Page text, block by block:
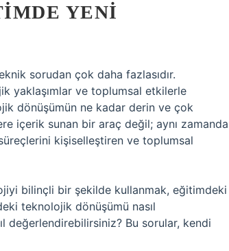
YENI
sorudan çok daha fazlasıdır.
yaklaşımlar ve toplumsal etkilerle
dönüşümün ne kadar derin ve çok
içerik sunan bir araç değil; aynı zamanda
kişiselleştiren ve toplumsal
bilinçli bir şekilde kullanmak, eğitimdeki
teknolojik dönüşümü nasıl
değerlendirebilirsiniz? Bu sorular, kendi